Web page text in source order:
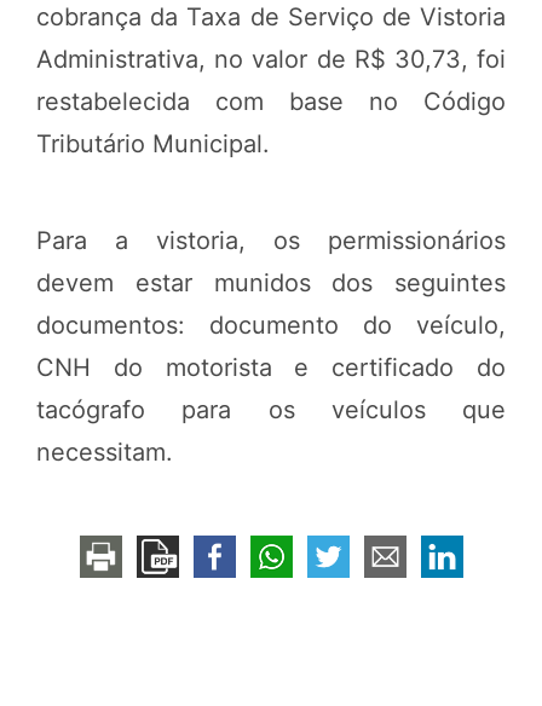
cobrança da Taxa de Serviço de Vistoria
Administrativa, no valor de R$ 30,73, foi
restabelecida com base no Código
Tributário Municipal.
Para a vistoria, os permissionários
devem estar munidos dos seguintes
documentos: documento do veículo,
CNH do motorista e certificado do
tacógrafo para os veículos que
necessitam.